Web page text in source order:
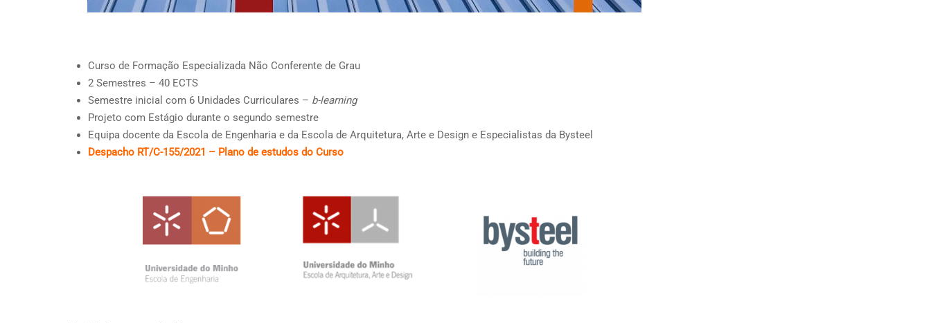
Curso de Formação Especializada Não Conferente de Grau
2 Semestres – 40 ECTS
Semestre inicial com 6 Unidades Curriculares – b-learning
Projeto com Estágio durante o segundo semestre
Equipa docente da Escola de Engenharia e da Escola de Arquitetura, Arte e Design e Especialistas da Bysteel
Despacho RT/C-155/2021 – Plano de estudos do Curso